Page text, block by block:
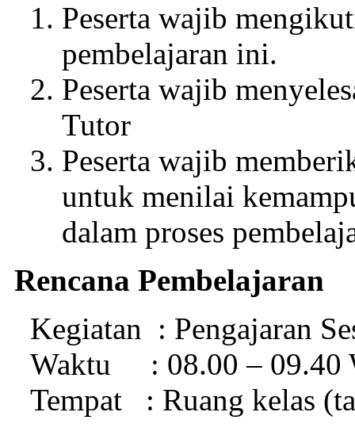
Peserta wajib
pembelajaran ini.
Peserta wajib
Tutor
Peserta wajib
untuk menilai
dalam proses
Rencana Pembelajaran
Kegiatan : Pengajaran
Waktu : 08.00 – 09.40
Tempat : Ruang kelas